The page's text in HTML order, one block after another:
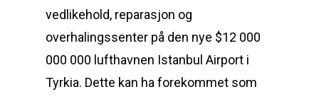
vedlikehold, reparasjon og
overhalingssenter på den nye $12 000
000 000 lufthavnen Istanbul Airport i
Tyrkia. Dette kan ha forekommet som